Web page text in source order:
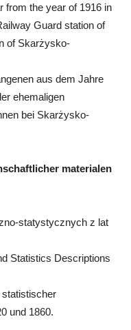
from the year of 1916 in
Guard station of
of Skarżysko-
aus dem Jahre
ehemaligen
bei Skarżysko-
materialen
statystycznych z lat
Statistics Descriptions
und 1860.